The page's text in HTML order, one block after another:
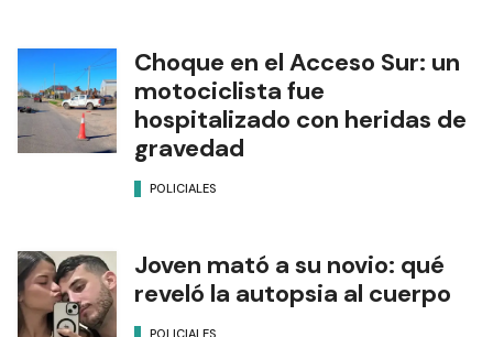
Choque en el Acceso Sur: un
motociclista fue
hospitalizado con heridas de
gravedad
POLICIALES
Joven mató a su novio: qué
reveló la autopsia al cuerpo
POLICIALES